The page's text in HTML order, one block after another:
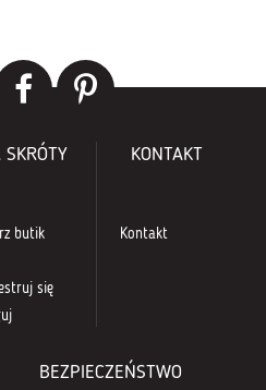
SKRÓTY
butik
się
KONTAKT
Kontakt
BEZPIECZEŃSTWO